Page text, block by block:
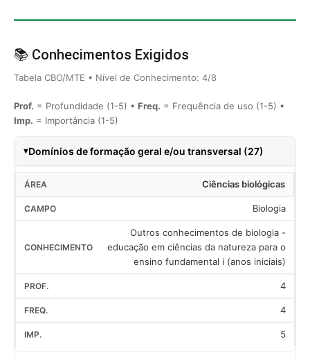
📚 Conhecimentos Exigidos
Tabela CBO/MTE • Nível de Conhecimento: 4/8
Prof. = Profundidade (1-5) • Freq. = Frequência de uso (1-5) •
Imp. = Importância (1-5)
Domínios de formação geral e/ou transversal (27)
Ciências biológicas
Biologia
Outros conhecimentos de biologia -
educação em ciências da natureza para o
ensino fundamental i (anos iniciais)
4
4
5